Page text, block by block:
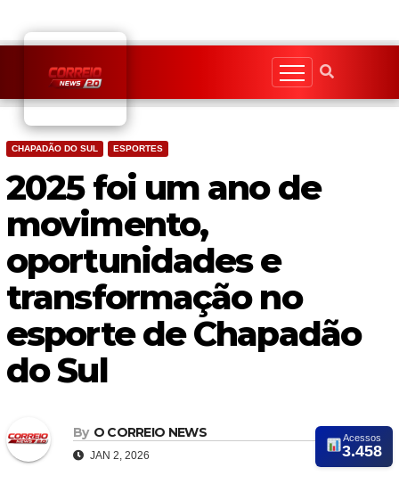
content
CHAPADÃO DO SUL ESPORTES
2025 foi um ano de
movimento,
oportunidades e
transformação no
esporte de Chapadão
do Sul
By O CORREIO NEWS
JAN 2, 2026
Acessos
3.458